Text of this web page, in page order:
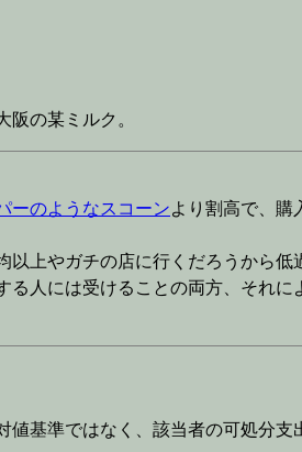
の某ミルク。
ーのようなスコーンより割高で、購
上やガチの店に行くだろうから低
人には受けることの両方、それ
値基準ではなく、該当者の可処